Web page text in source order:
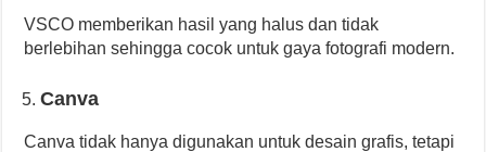
VSCO memberikan hasil yang halus dan tidak
berlebihan sehingga cocok untuk gaya fotografi modern.
Canva
Canva tidak hanya digunakan untuk desain grafis, tetapi